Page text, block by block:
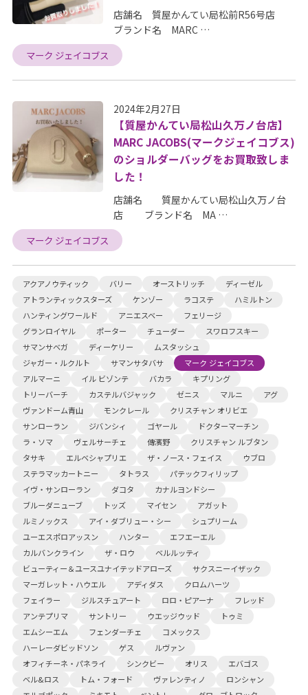
店舗名 質屋かんてい局松前R56号店
ブランド名 MARC …
マーク ジェイコブス
2024年2月27日
【質屋かんてい局松山久万ノ台店】
MARC JACOBS(マークジェイコブス)
のショルダーバッグをお買取致しま
した！
店舗名 質屋かんてい局松山久万ノ台
店 ブランド名 MA …
マーク ジェイコブス
アクアノウティック バリー オーストリッチ
ディーゼル
アトランティックスターズ
ケンゾー ラコステ
ハミルトン
ハンティングワールド
アニエスベー
フェリージ
グランロイヤル
ポーター チューダー
スワロフスキー
サマンサベガ
ディーケリー
ムスタッシュ
ジャガー・ルクルト
サマンサタバサ
マーク ジェイコブス
アルマーニ
イル ビゾンテ バカラ
キプリング
トリーバーチ
カステルバジャック ゼニス マルニ
アグ
ヴァンドーム青山
モンクレール
クリスチャン オリビエ
サンローラン
ジバンシィ ゴヤール
ドクターマーチン
ラ・ソマ
ヴェルサーチェ 傳濱野
クリスチャン ルブタン
タサキ
エルベシャプリエ ザ・ノース・フェイス
ウブロ
ステラマッカートニー
タトラス
パテックフィリップ
イヴ・サンローラン
ダコタ
カナルヨンドシー
ブルーダニューブ
トッズ マイセン
アガット
ルミノックス
アイ・ダブリュー・シー
シュプリーム
ユーエスポロアッスン
ハンター
エフエーエル
カルバンクライン
ザ・ロウ
ベルルッティ
ビューティー＆ユースユナイテッドアローズ
サクスニーイザック
マーガレット・ハウエル
アディダス
クロムハーツ
フェイラー
ジルスチュアート ロロ・ピアーナ
フレッド
アンテプリマ
サントリー ウエッジウッド
トゥミ
エムシーエム
フェンダーチェ
コメックス
ハーレーダビッドソン
ゲス
ルヴァン
オフィチーネ・パネライ
シンクビー オリス
エバゴス
ベル&ロス
トム・フォード ヴァレンティノ
ロンシャン